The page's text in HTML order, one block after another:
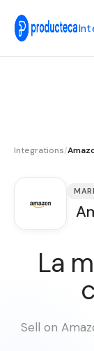
Integrations/
La
Sell on